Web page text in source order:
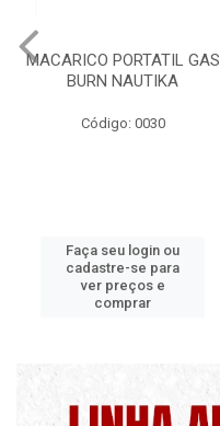
MACARICO PORTATIL GAS
BURN NAUTIKA
Código: 0030
Faça seu login ou
cadastre-se para
ver preços e
comprar